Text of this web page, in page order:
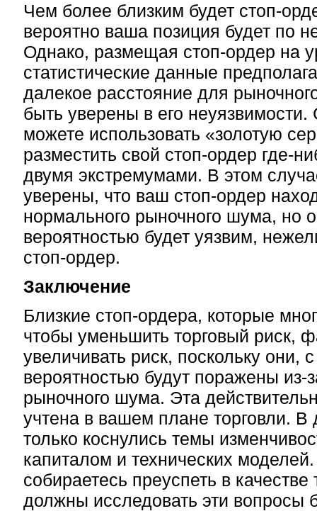
Чем более близким будет стоп-
вероятно ваша позиция будет по
Однако, размещая стоп-ордер на
статистические данные
далекое расстояние для
быть уверены в его
можете использовать «золотую
разместить свой стоп-ордер где-
двумя экстремумами. В этом
уверены, что ваш стоп-ордер
нормального рыночного шума, но
вероятностью будет уязвим,
стоп-ордер.
Заключение
Близкие стоп-ордера, которые
чтобы уменьшить торговый риск,
увеличивать риск, поскольку они,
вероятностью будут поражены из-
рыночного шума. Эта
учтена в вашем плане торговли. В
только коснулись темы
капиталом и технических
собираетесь преуспеть в
должны исследовать эти вопросы